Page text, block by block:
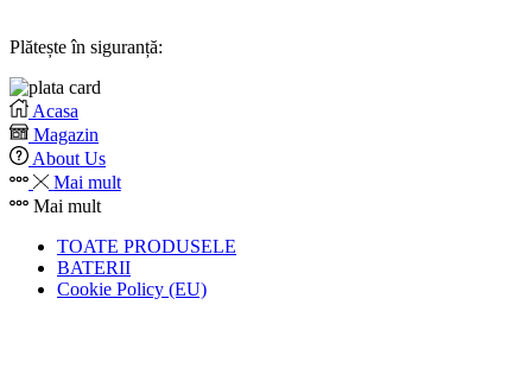
Plătește în siguranță:
Acasa
Magazin
About Us
Mai mult
Mai mult
TOATE PRODUSELE
BATERII
Cookie Policy (EU)